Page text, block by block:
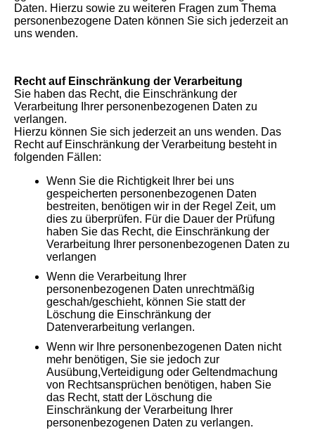
Daten. Hierzu sowie zu weiteren Fragen zum Thema
personenbezogene Daten können Sie sich jederzeit an
uns wenden.
Recht auf Einschränkung der Verarbeitung
Sie haben das Recht, die Einschränkung der
Verarbeitung Ihrer personenbezogenen Daten zu
verlangen.
Hierzu können Sie sich jederzeit an uns wenden. Das
Recht auf Einschränkung der Verarbeitung besteht in
folgenden Fällen:
Wenn Sie die Richtigkeit Ihrer bei uns
gespeicherten personenbezogenen Daten
bestreiten, benötigen wir in der Regel Zeit, um
dies zu überprüfen. Für die Dauer der Prüfung
haben Sie das Recht, die Einschränkung der
Verarbeitung Ihrer personenbezogenen Daten zu
verlangen
Wenn die Verarbeitung Ihrer
personenbezogenen Daten unrechtmäßig
geschah/geschieht, können Sie statt der
Löschung die Einschränkung der
Datenverarbeitung verlangen.
Wenn wir Ihre personenbezogenen Daten nicht
mehr benötigen, Sie sie jedoch zur
Ausübung,Verteidigung oder Geltendmachung
von Rechtsansprüchen benötigen, haben Sie
das Recht, statt der Löschung die
Einschränkung der Verarbeitung Ihrer
personenbezogenen Daten zu verlangen.